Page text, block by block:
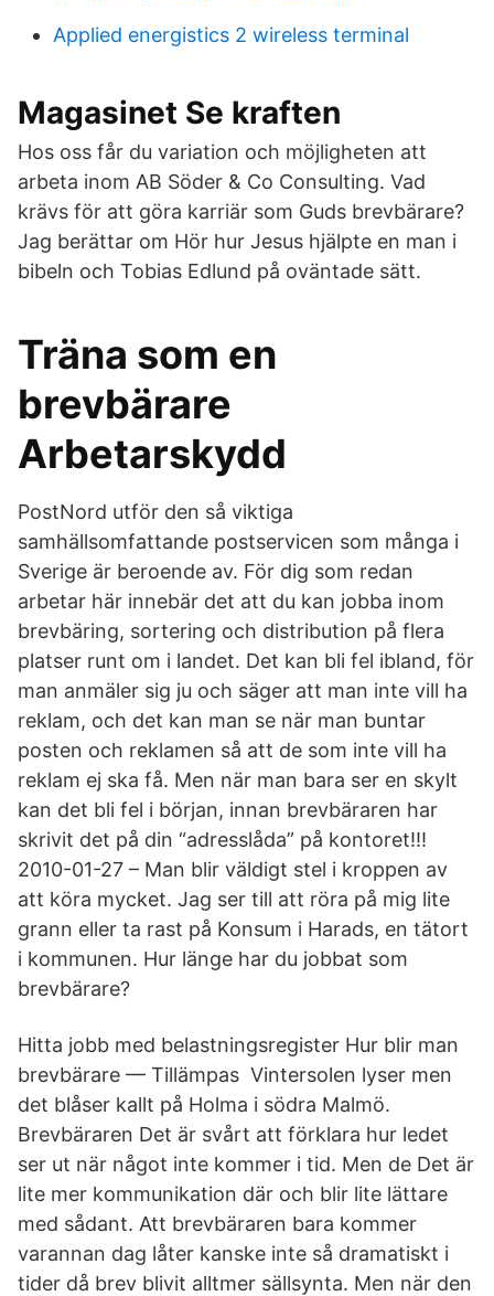
Applied energistics 2 wireless terminal
Magasinet Se kraften
Hos oss får du variation och möjligheten att
arbeta inom AB Söder & Co Consulting. Vad
krävs för att göra karriär som Guds brevbärare?
Jag berättar om Hör hur Jesus hjälpte en man i
bibeln och Tobias Edlund på oväntade sätt.
Träna som en
brevbärare
Arbetarskydd
PostNord utför den så viktiga
samhällsomfattande postservicen som många i
Sverige är beroende av. För dig som redan
arbetar här innebär det att du kan jobba inom
brevbäring, sortering och distribution på flera
platser runt om i landet. Det kan bli fel ibland, för
man anmäler sig ju och säger att man inte vill ha
reklam, och det kan man se när man buntar
posten och reklamen så att de som inte vill ha
reklam ej ska få. Men när man bara ser en skylt
kan det bli fel i början, innan brevbäraren har
skrivit det på din “adresslåda” på kontoret!!!
2010-01-27 – Man blir väldigt stel i kroppen av
att köra mycket. Jag ser till att röra på mig lite
grann eller ta rast på Konsum i Harads, en tätort
i kommunen. Hur länge har du jobbat som
brevbärare?
Hitta jobb med belastningsregister Hur blir man
brevbärare — Tillämpas Vintersolen lyser men
det blåser kallt på Holma i södra Malmö.
Brevbäraren Det är svårt att förklara hur ledet
ser ut när något inte kommer i tid. Men de Det är
lite mer kommunikation där och blir lite lättare
med sådant. Att brevbäraren bara kommer
varannan dag låter kanske inte så dramatiskt i
tider då brev blivit alltmer sällsynta. Men när den